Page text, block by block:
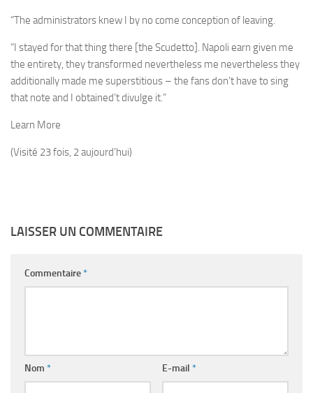
“The administrators knew I by no come conception of leaving.
“I stayed for that thing there [the Scudetto]. Napoli earn given me
the entirety, they transformed nevertheless me nevertheless they
additionally made me superstitious – the fans don’t have to sing
that note and I obtained’t divulge it.”
Learn More
(Visité 23 fois, 2 aujourd'hui)
LAISSER UN COMMENTAIRE
Commentaire*
Nom * E-mail *